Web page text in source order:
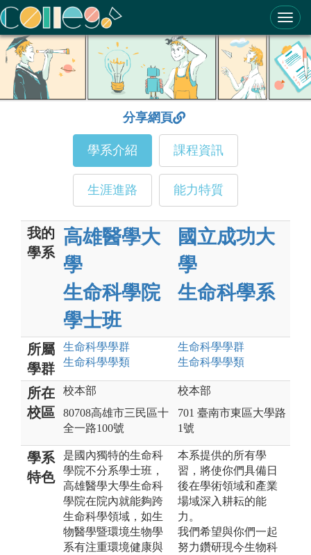
ColleGo! 大學選才與高中育才輔助系統
分享網頁
學系介紹 課程資訊
生涯進路 能力特質
我的
學系
高雄醫學大
學
生命科學院
學士班
國立成功大
學
生命科學系
所屬
學群
生命科學學群
生命科學學類
生命科學學群
生命科學學類
所在
校區
校本部
80708高雄市三民區十
全一路100號
校本部
701 臺南市東區大學路
1號
學系
特色
是國內獨特的生命科
學院不分系學士班，
高雄醫學大學生命科
學院在院內就能夠跨
生命科學領域，如生
物醫學暨環境生物學
系有注重環境健康與
本系提供的所有學
習，將使你們具備日
後在學術領域和產業
場域深入耕耘的能
力。
我們希望與你們一起
努力鑽研現今生物科